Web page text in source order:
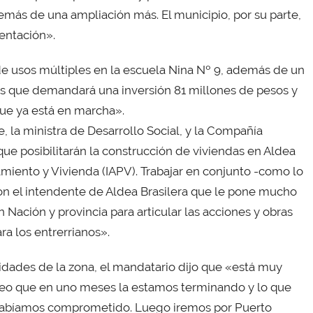
de una ampliación más. El municipio, por su parte,
múltiples en la escuela Nina Nº 9, además de un
demandará una inversión 81 millones de pesos y
ya está en marcha».
ministra de Desarrollo Social, y la Compañía
posibilitarán la construcción de viviendas en Aldea
y Vivienda (IAPV). Trabajar en conjunto -como lo
el intendente de Aldea Brasilera que le pone mucho
y provincia para articular las acciones y obras
los entrerrianos».
de la zona, el mandatario dijo que «está muy
que en uno meses la estamos terminando y lo que
comprometido. Luego iremos por Puerto